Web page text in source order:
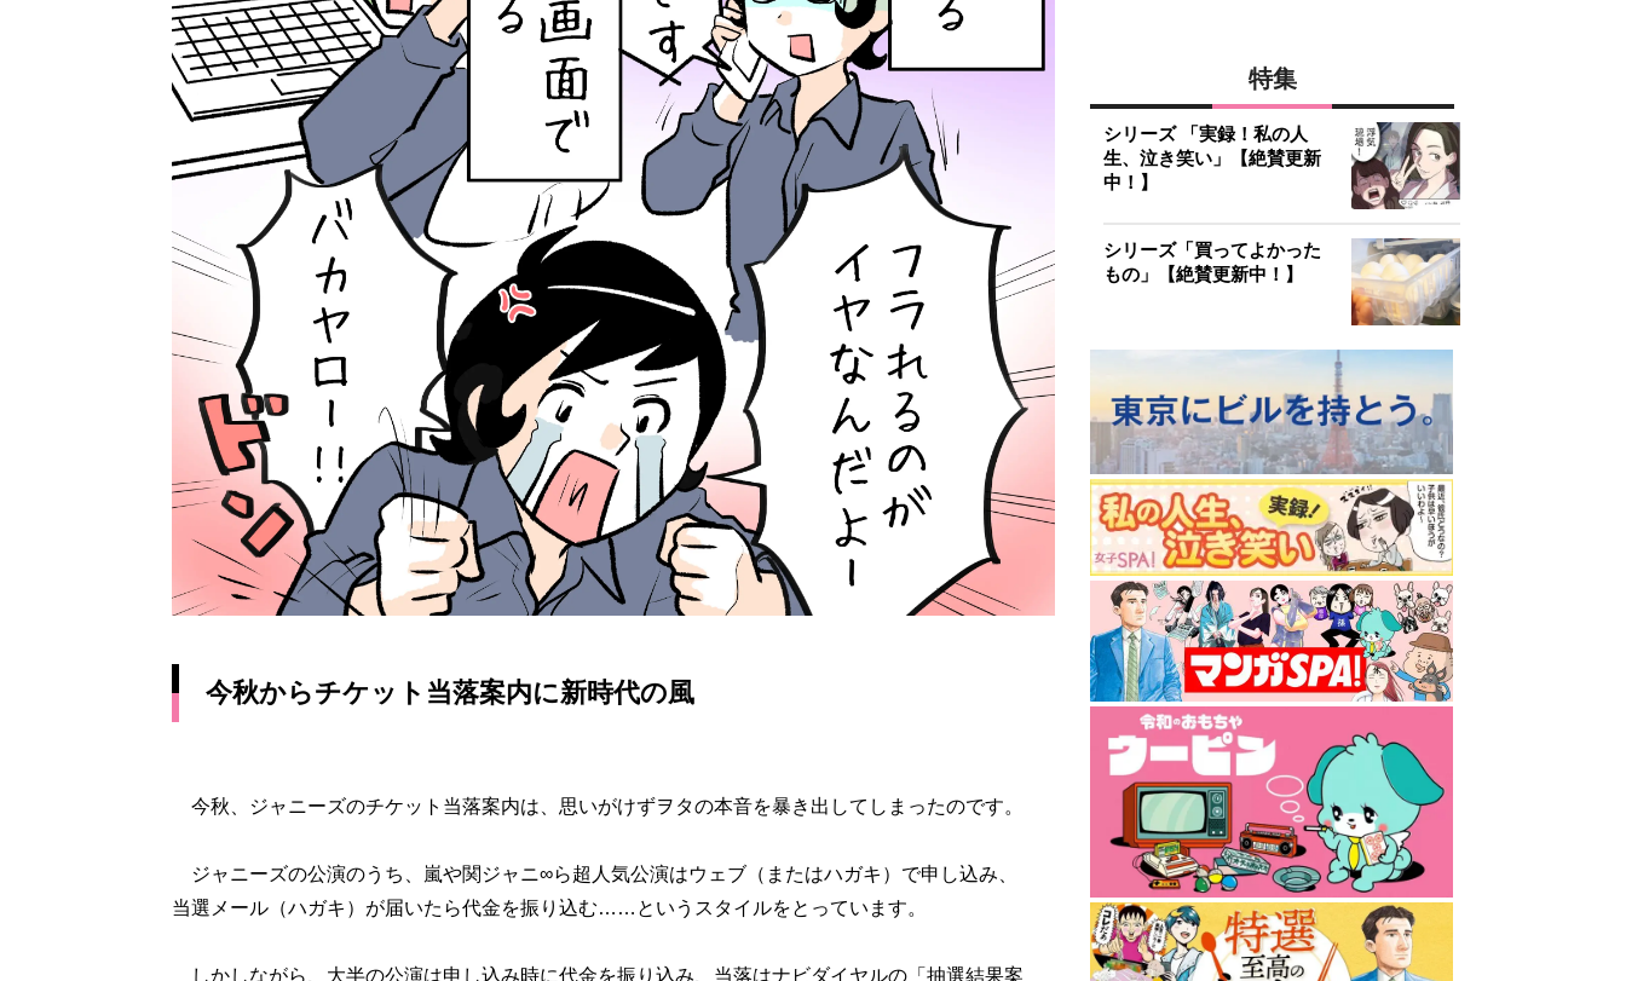
今秋からチケット当落案内に新時代の風
今秋、ジャニーズのチケット当落案内は、思いがけずヲタの本音を暴き出してしまったのです。
ジャニーズの公演のうち、嵐や関ジャニ∞ら超人気公演はウェブ（またはハガキ）で申し込み、
当選メール（ハガキ）が届いたら代金を振り込む……というスタイルをとっています。
しかしながら、大半の公演は申し込み時に代金を振り込み、当落はナビダイヤルの「抽選結果案
特集
シリーズ 「実録！私の人
生、泣き笑い」【絶賛更新
中！】
シリーズ「買ってよかった
もの」【絶賛更新中！】